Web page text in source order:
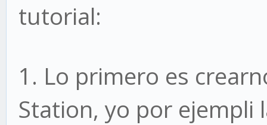
tutorial:
1. Lo primero es
Station, yo por ejempli